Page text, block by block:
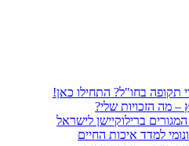
תקופה בחו"ל? התחילו כאן!
– מה הזכויות שלי?
ברילוקיישן לישראל
למדד איכות החיים